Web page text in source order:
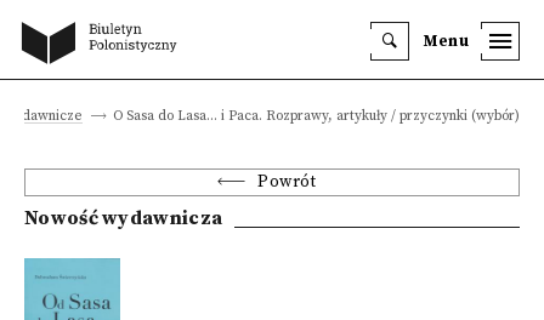
Menu
wydawnicze O Sasa do Lasa... i Paca. Rozprawy, artykuły / przyczynki (wybór)
Powrót
Nowość wydawnicza